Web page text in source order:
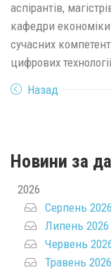
аспірантів,
кафедри
сучасних
цифрових
Назад
Новини за
2026
Серпень 2026
Липень 2026
Червень
Травень 2026